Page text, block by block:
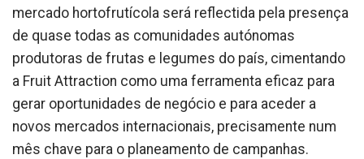
mercado hortofrutícola será reflectida pela presença
de quase todas as comunidades autónomas
produtoras de frutas e legumes do país, cimentando
a Fruit Attraction como uma ferramenta eficaz para
gerar oportunidades de negócio e para aceder a
novos mercados internacionais, precisamente num
mês chave para o planeamento de campanhas.